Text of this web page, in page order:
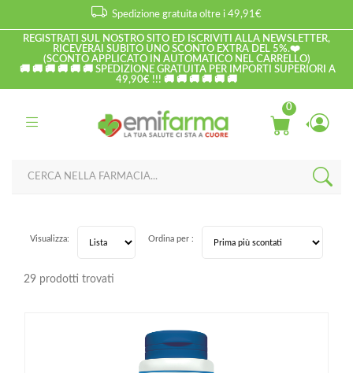
Spedizione gratuita oltre i 49,91€
REGISTRATI SUL NOSTRO SITO ED ISCRIVITI ALLA NEWSLETTER,
RICEVERAI SUBITO UNO SCONTO EXTRA DEL 5%.❤️
(SCONTO APPLICATO IN AUTOMATICO NEL CARRELLO)
🚚 🚚 🚚 🚚 🚚 🚚 SPEDIZIONE GRATUITA PER IMPORTI SUPERIORI A
49,90€ !!! 🚚 🚚 🚚 🚚 🚚 🚚
0
29 prodotti trovati
Visualizza: Ordina per :